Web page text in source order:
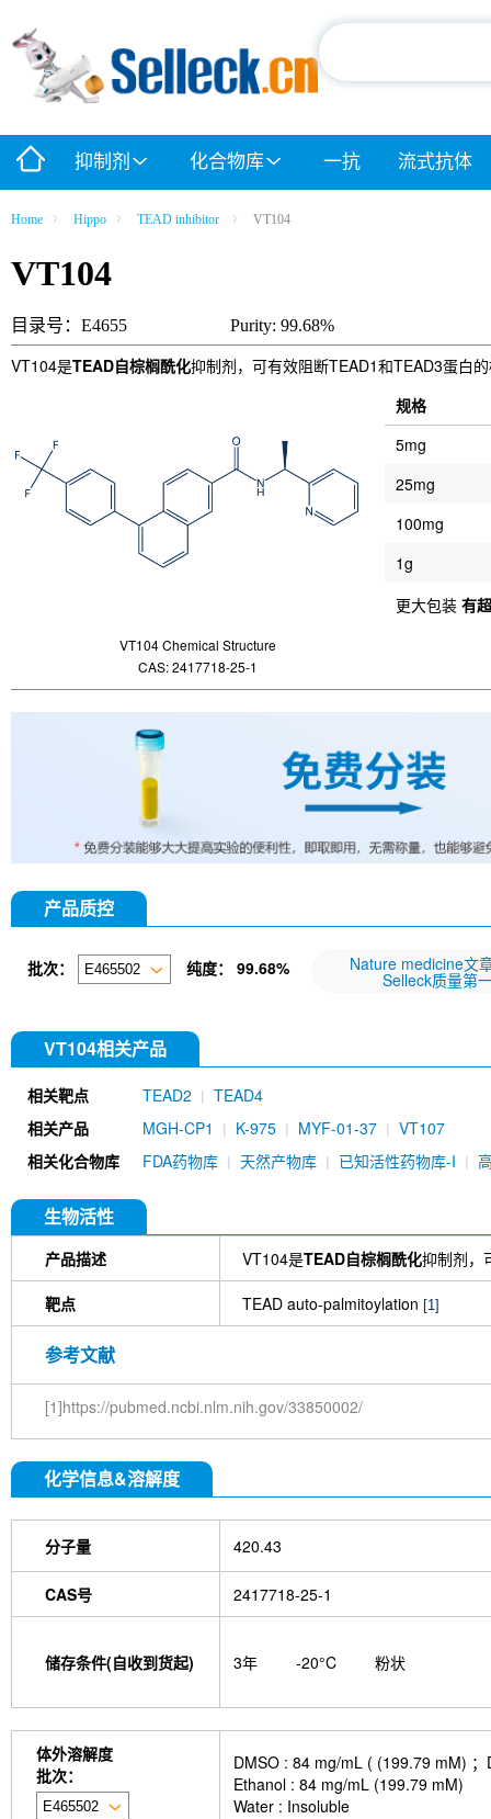
抑制剂 化合物库 一抗 流式抗体
Home Hippo TEAD inhibitor VT104
VT104
目录号：E4655 Purity: 99.68%
VT104是TEAD自棕榈酰化抑制剂，可有效阻断TEAD1和TEAD3蛋白
VT104 Chemical Structure
CAS: 2417718-25-1
规格
5mg
25mg
100mg
1g
更大包装 有
产品质控
批次： 纯度： 99.68% Nature medicine文
Selleck质量第
VT104相关产品
相关靶点 TEAD2
TEAD4
相关产品
MGH-CP1 K-975 MYF-01-37
VT107
相关化合物库
FDA药物库 天然产物库 已知活性药物库-I
生物活性
产品描述 VT104是TEAD自棕榈酰化抑制剂，
靶点 TEAD auto-palmitoylation [1]
参考文献
[1]https://pubmed.ncbi.nlm.nih.gov/33850002/
化学信息&溶解度
分子量 420.43
CAS号 2417718-25-1
储存条件(自收到货起) 3年 -20°C 粉状
体外溶解度
批次：
DMSO : 84 mg/mL ( (199.79 mM)
Ethanol : 84 mg/mL (199.79 mM)
Water : Insoluble